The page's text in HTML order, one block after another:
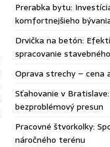
Prerabka bytu:
komfortnejšieho
Drvička na betón:
spracovanie
Oprava strechy – cena
Sťahovanie v
bezproblémový presun
Pracovné štvorkolky:
náročného terénu